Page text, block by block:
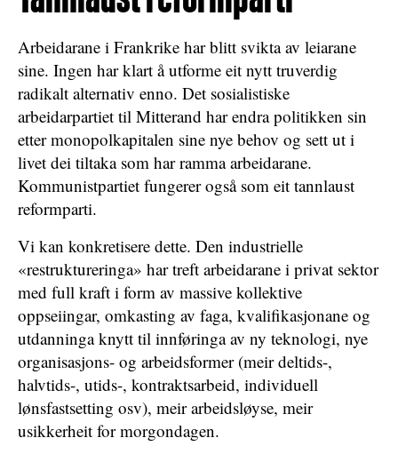
Arbeidarane i Frankrike har blitt svikta av leiarane
sine. Ingen har klart å utforme eit nytt truverdig
radikalt alternativ enno. Det sosialistiske
arbeidarpartiet til Mitterand har endra politikken sin
etter monopolkapitalen sine nye behov og sett ut i
livet dei tiltaka som har ramma arbeidarane.
Kommunistpartiet fungerer også som eit tannlaust
reformparti.
Vi kan konkretisere dette. Den industrielle
«restruktureringa» har treft arbeidarane i privat sektor
med full kraft i form av massive kollektive
oppseiingar, omkasting av faga, kvalifikasjonane og
utdanninga knytt til innføringa av ny teknologi, nye
organisasjons- og arbeidsformer (meir deltids-,
halvtids-, utids-, kontraktsarbeid, individuell
lønsfastsetting osv), meir arbeidsløyse, meir
usikkerheit for morgondagen.